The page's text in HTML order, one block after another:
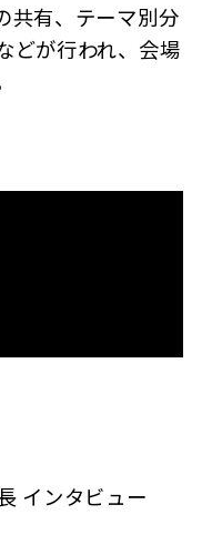
共有、テーマ別分
どが行われ、会場
インタビュー